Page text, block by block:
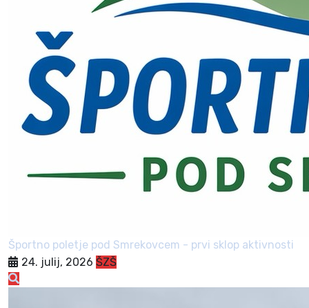
Športno poletje pod Smrekovcem - prvi sklop aktivnosti
24. julij, 2026 ŠZŠ